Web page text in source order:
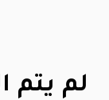
لم يتم